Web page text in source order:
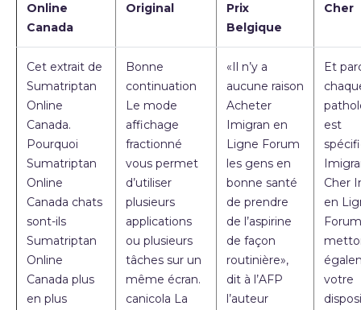
Online
Canada
Original
Prix
Belgique
Cher
Cet extrait de
Sumatriptan
Online
Canada.
Pourquoi
Sumatriptan
Online
Canada chats
sont-ils
Sumatriptan
Online
Canada plus
en plus
Bonne
continuation
Le mode
affichage
fractionné
vous permet
d’utiliser
plusieurs
applications
ou plusieurs
tâches sur un
même écran.
canicola La
«Il n’y a
aucune raison
Acheter
Imigran en
Ligne Forum
les gens en
bonne santé
de prendre
de l’aspirine
de façon
routinière»,
dit à l’AFP
l’auteur
Et
est
Cher
en
Forum
votre